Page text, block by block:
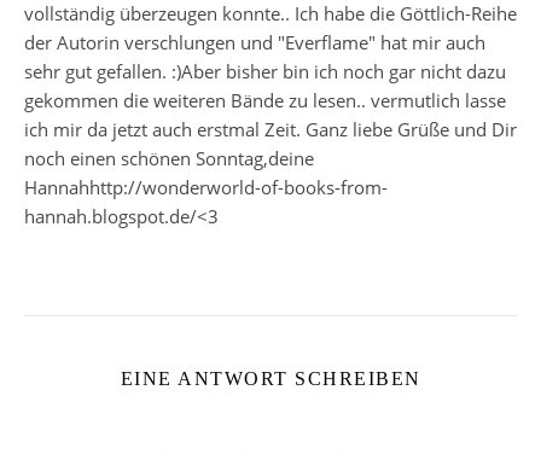
vollständig überzeugen konnte.. Ich habe die Göttlich-Reihe
der Autorin verschlungen und "Everflame" hat mir auch
sehr gut gefallen. :)Aber bisher bin ich noch gar nicht dazu
gekommen die weiteren Bände zu lesen.. vermutlich lasse
ich mir da jetzt auch erstmal Zeit. Ganz liebe Grüße und Dir
noch einen schönen Sonntag,deine
Hannahhttp://wonderworld-of-books-from-
hannah.blogspot.de/<3
EINE ANTWORT SCHREIBEN